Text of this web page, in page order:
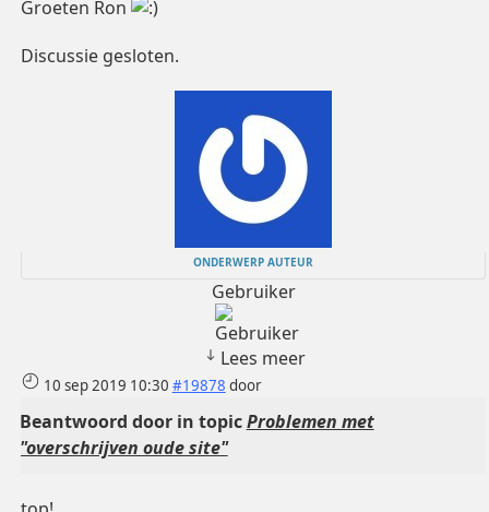
Groeten Ron
Discussie gesloten.
ONDERWERP AUTEUR
Gebruiker
Lees meer
10 sep 2019 10:30 #19878 door
Beantwoord door in topicProblemen met
"overschrijven oude site"